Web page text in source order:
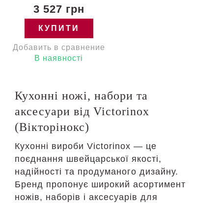
гладке) та чорною
ручкою Victorinox
5.7303.25 Швейцарія
3 527 грн
КУПИТИ
Добавить в сравнение
В наявності
Кухонні ножі, набори та
аксесуари від Victorinox
(Вікторінокс)
Кухонні вироби Victorinox — це
поєднання швейцарської якості,
надійності та продуманого дизайну.
Бренд пропонує широкий асортимент
ножів, наборів і аксесуарів для